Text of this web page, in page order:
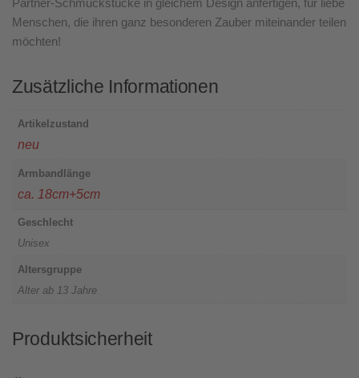
Partner-Schmuckstücke in gleichem Design anfertigen, für liebe
Menschen, die ihren ganz besonderen Zauber miteinander teilen
möchten!
Zusätzliche Informationen
Artikelzustand
neu
Armbandlänge
ca. 18cm+5cm
Geschlecht
Unisex
Altersgruppe
Alter ab 13 Jahre
Produktsicherheit